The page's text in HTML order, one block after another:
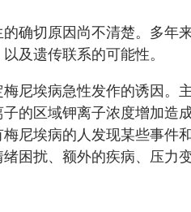
的确切原因尚不清楚。多年
及遗传联系的可能性。
尼埃病急性发作的诱因。
的区域钾离子浓度增加造
尼埃病的人发现某些事件
困扰、额外的疾病、压力